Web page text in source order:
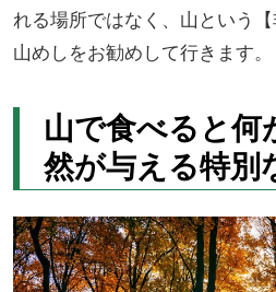
れる場所ではなく、山という
山めしをお勧めして行きます。
山で食べると何
然が与える特別